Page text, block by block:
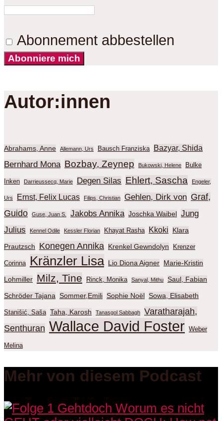
Abonnement abbestellen
Abonniere mich
Autor:innen
Abrahams, Anne Allemann, Urs Bausch Franziska Bazyar, Shida
Bernhard Mona Bozbay, Zeynep Bukowski, Helene Bulke
Inken Darrieussecq, Marie Degen Silas Ehlert, Sascha Engeler,
Urs Ernst, Felix Lucas Filips, Christian Gehlen, Dirk von Graf,
Guido
Guse, Juan S. Jakobs Annika Joschka Waibel Jung
Julius
Kennel Odile Kessler Florian Khayat Rasha Kkoki Klara
Prautzsch Konegen Annika Krenkel Gewndolyn Krenzer
Corinna Kränzler Lisa Lio Diona Aigner Marie-Kristin
Lohmiller Milz, Tine Rinck, Monika Sanyal, Mithu Saul, Fabian
Schröder Tajana Sommer,Emili Sophie Noël Sowa, Elisabeth
Stanišić, Saša Taha, Karosh Tanasgol Sabbagh
Varatharajah,
Senthuran Wallace David Foster Weber
Melina
Mehr von diesem Podcast